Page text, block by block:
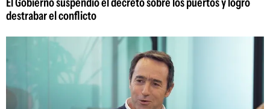
destrabar el conflicto